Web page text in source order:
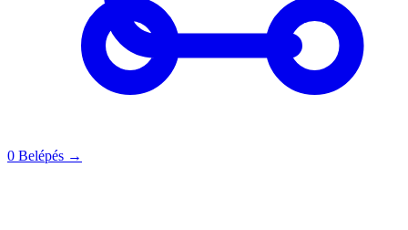
0 Belépés →